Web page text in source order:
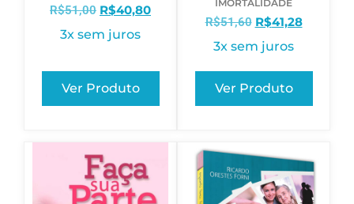
R$51,00 R$40,80
3x sem juros
Ver Produto
IMORTALIDADE
R$51,60 R$41,28
3x sem juros
Ver Produto